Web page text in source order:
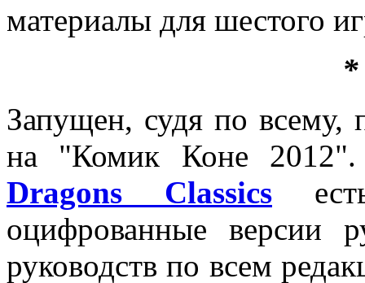
материалы для шестого
Запущен, судя по всему,
на "Комик Коне
Dragons Classics
оцифрованные версии
руководств по всем